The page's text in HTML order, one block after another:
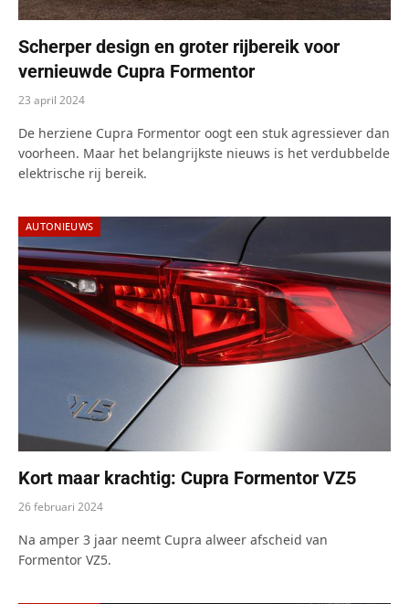
Scherper design en groter rijbereik voor
vernieuwde Cupra Formentor
23 april 2024
De herziene Cupra Formentor oogt een stuk agressiever dan
voorheen. Maar het belangrijkste nieuws is het verdubbelde
elektrische rij bereik.
AUTONIEUWS
Kort maar krachtig: Cupra Formentor VZ5
26 februari 2024
Na amper 3 jaar neemt Cupra alweer afscheid van
Formentor VZ5.